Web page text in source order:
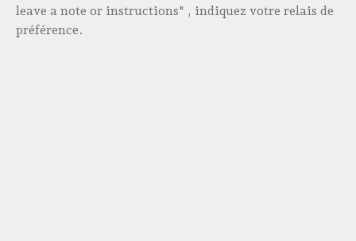
leave a note or instructions" , indiquez votre relais de
préférence.